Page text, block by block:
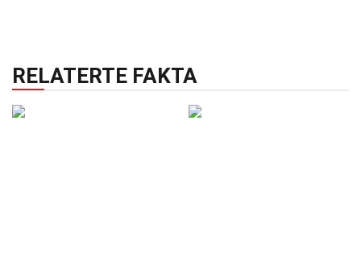
RELATERTE FAKTA